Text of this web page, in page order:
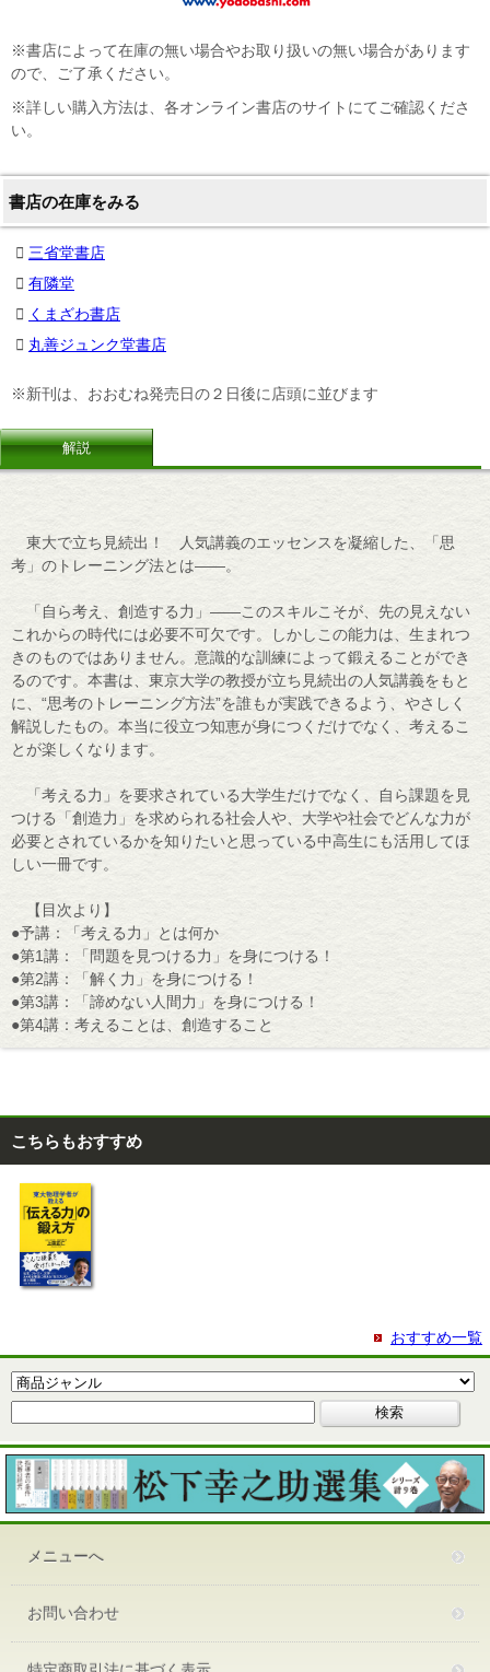
※書店によって在庫の無い場合やお取り扱いの無い場合があります
ので、ご了承ください。
※詳しい購入方法は、各オンライン書店のサイトにてご確認くださ
い。
書店の在庫をみる
三省堂書店
有隣堂
くまざわ書店
丸善ジュンク堂書店
※新刊は、おおむね発売日の２日後に店頭に並びます
解説
東大で立ち見続出！ 人気講義のエッセンスを凝縮した、「思
考」のトレーニング法とは――。
「自ら考え、創造する力」――このスキルこそが、先の見えない
これからの時代には必要不可欠です。しかしこの能力は、生まれつ
きのものではありません。意識的な訓練によって鍛えることができ
るのです。本書は、東京大学の教授が立ち見続出の人気講義をもと
に、“思考のトレーニング方法”を誰もが実践できるよう、やさしく
解説したもの。本当に役立つ知恵が身につくだけでなく、考えるこ
とが楽しくなります。
「考える力」を要求されている大学生だけでなく、自ら課題を見
つける「創造力」を求められる社会人や、大学や社会でどんな力が
必要とされているかを知りたいと思っている中高生にも活用してほ
しい一冊です。
【目次より】
●予講：「考える力」とは何か
●第1講：「問題を見つける力」を身につける！
●第2講：「解く力」を身につける！
●第3講：「諦めない人間力」を身につける！
●第4講：考えることは、創造すること
こちらもおすすめ
おすすめ一覧
メニューへ
お問い合わせ